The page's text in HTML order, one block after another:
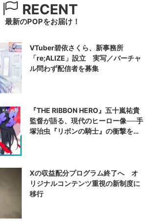
RECENT
最新のPOPをお届け！
VTuber碧依さくら、新事務所
「re;ALIZE」設立 実写／バーチャ
ル問わず配信者を募集
『THE RIBBON HERO』五十嵐祐貴
監督が語る、現代のヒーロー像──手
塚治虫『リボンの騎士』の衝撃を再
Xの収益配分プログラム終了へ オ
リジナルコンテンツ重視の新制度に
移行